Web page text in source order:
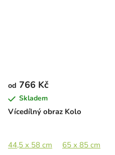
Vícedílný obraz Kolo
od 766 Kč
Skladem
44,5 x 58 cm 65 x 85 cm